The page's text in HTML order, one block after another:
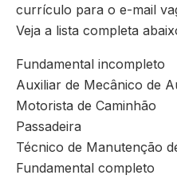
currículo para o e-mail
Veja a lista completa
Fundamental incompleto
Auxiliar de Mecânico de
Motorista de Caminhão
Passadeira
Técnico de Manutenção
Fundamental completo